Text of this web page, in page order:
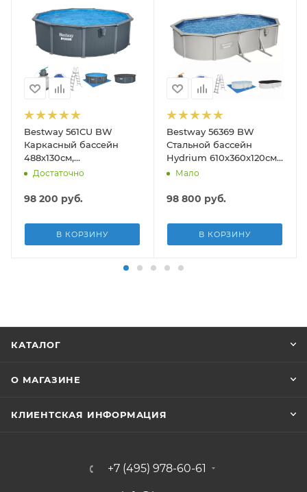
Bestway 561CU BW
Каркасный бассейн
488х130см,
композитный, 21490л,
лестн, тент, подст, дисп.
Достаточно
98 200 руб.
В КОРЗИНУ
Bestway 56369 BW
Стальной бассейн
Hydrium 610х360х120см,
19929л, песч.фил.-нас
подст.
Мало
98 800 руб.
В КОРЗИНУ
КАТАЛОГ
О МАГАЗИНЕ
КЛИЕНТСКАЯ ИНФОРМАЦИЯ
+7 (495) 978-60-61